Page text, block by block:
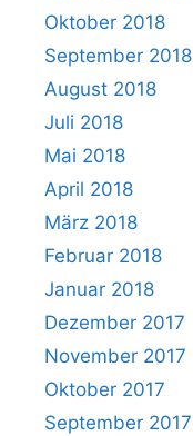
Oktober 2018
September 2018
August 2018
Juli 2018
Mai 2018
April 2018
März 2018
Februar 2018
Januar 2018
Dezember 2017
November 2017
Oktober 2017
September 2017